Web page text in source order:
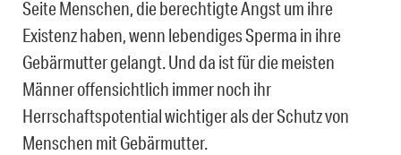
Seite Menschen, die berechtigte Angst um ihre
Existenz haben, wenn lebendiges Sperma in ihre
Gebärmutter gelangt. Und da ist für die meisten
Männer offensichtlich immer noch ihr
Herrschaftspotential wichtiger als der Schutz von
Menschen mit Gebärmutter.